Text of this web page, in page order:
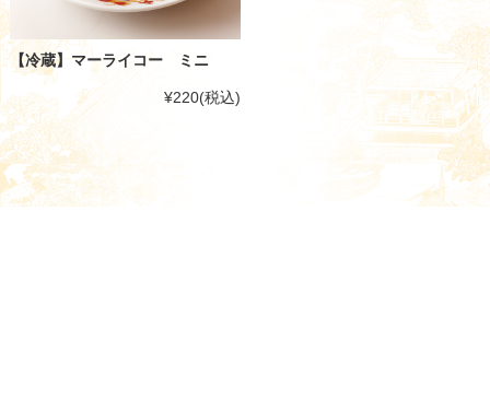
【冷蔵】マーライコー ミニ
¥220(税込)